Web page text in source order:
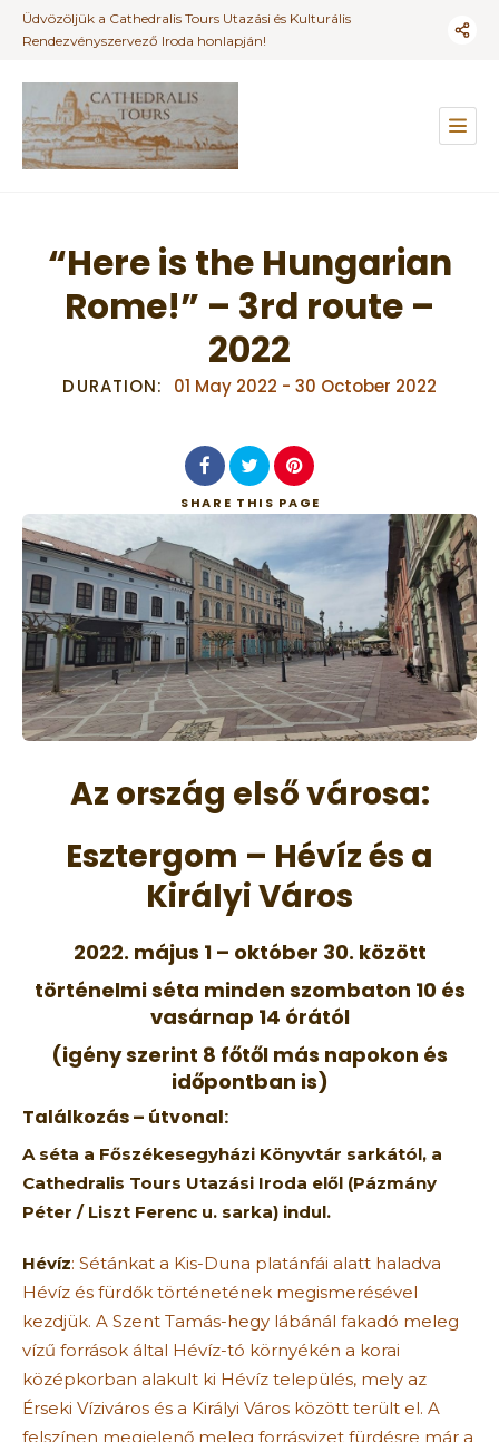
Üdvözöljük a Cathedralis Tours Utazási és Kulturális
Rendezvényszervező Iroda honlapján!
“Here is the Hungarian
Rome!” – 3rd route –
2022
DURATION: 01 May 2022 - 30 October 2022
SHARE THIS PAGE
Az ország első városa:
Esztergom – Hévíz és a
Királyi Város
2022. május 1 – október 30. között
történelmi séta minden szombaton 10 és
vasárnap 14 órától
(igény szerint 8 főtől más napokon és
időpontban is)
Találkozás – útvonal:
A séta a Főszékesegyházi Könyvtár sarkától, a
Cathedralis Tours Utazási Iroda elől (Pázmány
Péter / Liszt Ferenc u. sarka) indul.
Hévíz: Sétánkat a Kis-Duna platánfái alatt haladva
Hévíz és fürdők történetének megismerésével
kezdjük. A Szent Tamás-hegy lábánál fakadó meleg
vízű források által Hévíz-tó környékén a korai
középkorban alakult ki Hévíz település, mely az
Érseki Víziváros és a Királyi Város között terült el. A
felszínen megjelenő meleg forrásvizet fürdésre már a